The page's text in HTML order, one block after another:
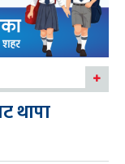
थापा